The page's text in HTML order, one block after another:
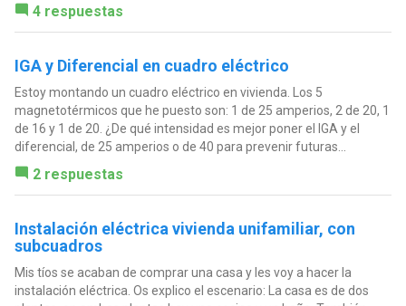
4 respuestas
IGA y Diferencial en cuadro eléctrico
Estoy montando un cuadro eléctrico en vivienda. Los 5
magnetotérmicos que he puesto son: 1 de 25 amperios, 2 de 20, 1
de 16 y 1 de 20. ¿De qué intensidad es mejor poner el IGA y el
diferencial, de 25 amperios o de 40 para prevenir futuras...
2 respuestas
Instalación eléctrica vivienda unifamiliar, con
subcuadros
Mis tíos se acaban de comprar una casa y les voy a hacer la
instalación eléctrica. Os explico el escenario: La casa es de dos